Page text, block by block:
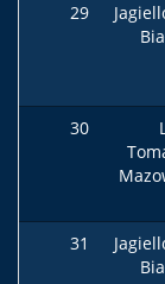
29
30
31